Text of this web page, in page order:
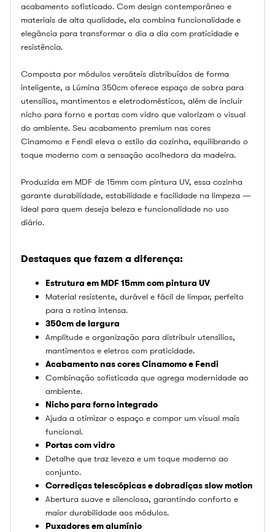
acabamento sofisticado. Com design contemporâneo e
materiais de alta qualidade, ela combina funcionalidade e
elegância para transformar o dia a dia com praticidade e
resistência.
Composta por módulos versáteis distribuídos de forma
inteligente, a Lúmina 350cm oferece espaço de sobra para
utensílios, mantimentos e eletrodomésticos, além de incluir
nicho para forno e portas com vidro que valorizam o visual
do ambiente. Seu acabamento premium nas cores
Cinamomo e Fendi eleva o estilo da cozinha, equilibrando o
toque moderno com a sensação acolhedora da madeira.
Produzida em MDF de 15mm com pintura UV, essa cozinha
garante durabilidade, estabilidade e facilidade na limpeza —
ideal para quem deseja beleza e funcionalidade no uso
diário.
Destaques que fazem a diferença:
Estrutura em MDF 15mm com pintura UV
Material resistente, durável e fácil de limpar, perfeito
para a rotina intensa.
350cm de largura
Amplitude e organização para distribuir utensílios,
mantimentos e eletros com praticidade.
Acabamento nas cores Cinamomo e Fendi
Combinação sofisticada que agrega modernidade ao
ambiente.
Nicho para forno integrado
Ajuda a otimizar o espaço e compor um visual mais
funcional.
Portas com vidro
Detalhe que traz leveza e um toque moderno ao
conjunto.
Corrediças telescópicas e dobradiças slow motion
Abertura suave e silenciosa, garantindo conforto e
maior durabilidade aos módulos.
Puxadores em alumínio